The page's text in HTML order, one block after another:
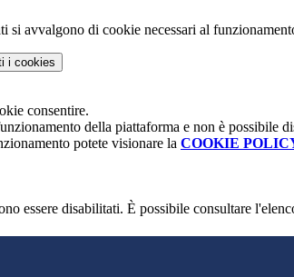
si avvalgono di cookie necessari al
i cookies
consentire.
della piattaforma e non è possibile
potete visionare la COOKIE
essere disabilitati. È possibile consultare